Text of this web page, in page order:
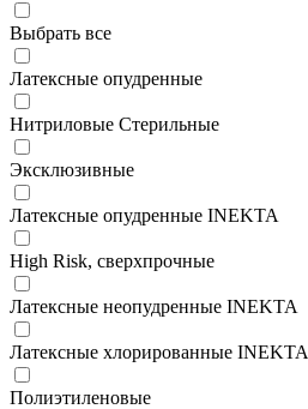
Выбрать все
Латексные опудренные
Нитриловые Стерильные
Эксклюзивные
Латексные опудренные INEKTA
High Risk, сверхпрочные
Латексные неопудренные INEKTA
Латексные хлорированные INEKTA
Полиэтиленовые